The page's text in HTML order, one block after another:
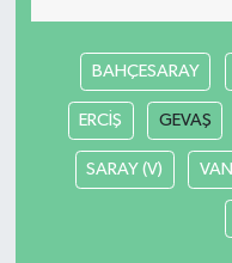
BAHÇESARAY
ERCİŞ GEVAŞ
SARAY (V) VAN